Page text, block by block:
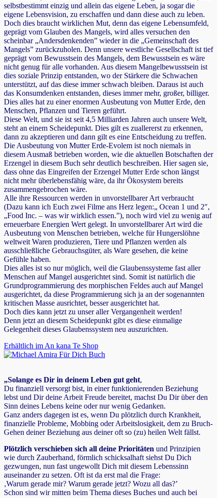
selbstbestimmt einzig und allein das eigene Leben, ja sogar die
eigene Lebensvision, zu erschaffen und dann diese auch zu leben.
Doch dies braucht wirklichen Mut, denn das eigene Lebensumfeld,
geprägt vom Glauben des Mangels, wird alles versuchen den
scheinbar „Andersdenkenden” wieder in die „Gemeinschaft des
Mangels” zurückzuholen. Denn unsere westliche Gesellschaft ist tief
geprägt vom Bewusstsein des Mangels, dem Bewusstsein es wäre
nicht genug für alle vorhanden. Aus diesem Mangelbewusstsein ist
dies soziale Prinzip entstanden, wo der Stärkere die Schwachen
unterstützt, auf das diese immer schwach bleiben. Daraus ist auch
das Konsumdenken entstanden, dieses immer mehr, großer, billiger.
Dies alles hat zu einer enormen Ausbeutung von Mutter Erde, den
Menschen, Pflanzen und Tieren geführt.
Diese Welt, und sie ist seit 4,5 Milliarden Jahren auch unsere Welt,
steht an einem Scheidepunkt. Dies gilt es zuallererst zu erkennen,
dann zu akzeptieren und dann gilt es eine Entscheidung zu treffen.
Die Ausbeutung von Mutter Erde-Evolem ist noch niemals in
diesem Ausmaß betrieben worden, wie die aktuellen Botschaften der
Erzengel in diesem Buch sehr deutlich beschreiben. Hier sagen sie,
dass ohne das Eingreifen der Erzengel Mutter Erde schon längst
nicht mehr überlebensfähig wäre, da ihr Ökosystem bereits
zusammengebrochen wäre.
Alle ihre Ressourcen werden in unvorstellbarer Art verbraucht
(Dazu kann ich Euch zwei Filme ans Herz legen:„ Ocean 1 und 2″,
„Food Inc. – was wir wirklich essen.”), noch wird viel zu wenig auf
erneuerbare Energien Wert gelegt. In unvorstellbarer Art wird die
Ausbeutung von Menschen betrieben, welche für Hungerslöhne
weltweit Waren produzieren, Tiere und Pflanzen werden als
ausschließliche Gebrauchsgüter, als Ware gesehen, die keine
Gefühle haben.
Dies alles ist so nur möglich, weil die Glaubenssysteme fast aller
Menschen auf Mangel ausgerichtet sind. Somit ist natürlich die
Grundprogrammierung des morphischen Feldes auch auf Mangel
ausgerichtet, da diese Programmierung sich ja an der sogenannten
kritischen Masse ausrichtet, besser ausgerichtet hat.
Doch dies kann jetzt zu unser aller Vergangenheit werden!
Denn jetzt an diesem Scheidepunkt gibt es diese einmalige
Gelegenheit dieses Glaubenssystem neu auszurichten.
Erhältlich im An kana Te Shop
„Solange es Dir in deinem Leben gut geht,
Du finanziell versorgt bist, in einer funktionierenden Beziehung
lebst und Dir deine Arbeit Freude bereitet, machst Du Dir über den
Sinn deines Lebens keine oder nur wenig Gedanken.
Ganz anders dagegen ist es, wenn Du plötzlich durch Krankheit,
finanzielle Probleme, Mobbing oder Arbeitslosigkeit, dem zu Bruch-
Gehen deiner Beziehung aus deiner oft so (zu) heilen Welt fällst.
Plötzlich verschieben sich all deine Prioritäten und Prinzipien
wie durch Zauberhand, förmlich schicksalhaft siehst Du Dich
gezwungen, nun fast ungewollt Dich mit diesem Lebenssinn
auseinander zu setzen. Oft ist da erst mal die Frage:
‚Warum gerade mir? Warum gerade jetzt? Wozu all das?’
Schon sind wir mitten beim Thema dieses Buches und auch bei